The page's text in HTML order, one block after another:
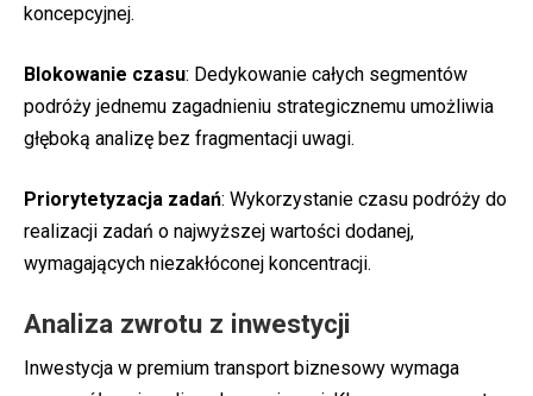
koncepcyjnej.
Blokowanie czasu: Dedykowanie całych segmentów
podróży jednemu zagadnieniu strategicznemu umożliwia
głęboką analizę bez fragmentacji uwagi.
Priorytetyzacja zadań: Wykorzystanie czasu podróży do
realizacji zadań o najwyższej wartości dodanej,
wymagających niezakłóconej koncentracji.
Analiza zwrotu z inwestycji
Inwestycja w premium transport biznesowy wymaga